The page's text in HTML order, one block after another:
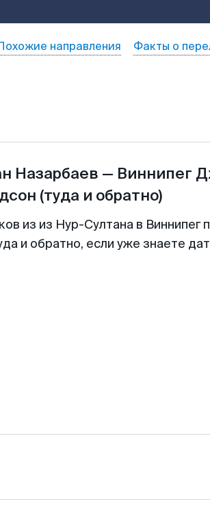
направления Факты о
Назарбаев — Виннипег
(туда и обратно)
из из Нур-Султана в Виннипег
и обратно, если уже знаете